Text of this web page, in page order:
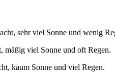
sehr viel Sonne und wenig
mäßig viel Sonne und oft Regen.
kaum Sonne und viel Regen.